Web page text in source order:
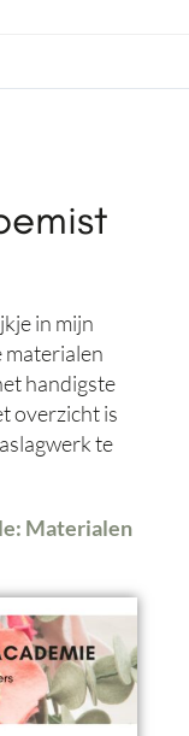
in mijn
materialen
handigste
overzicht is
te
Materialen